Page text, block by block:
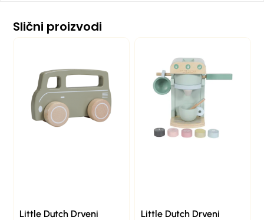
Slični proizvodi
Little Dutch Drveni
Little Dutch Drveni